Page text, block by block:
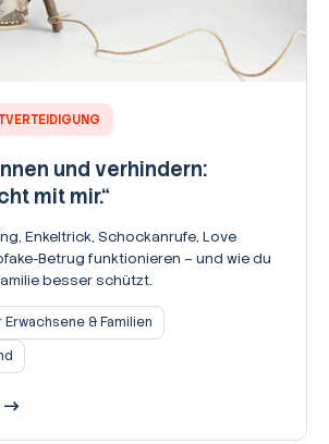
und verhindern:
mit mir.“
Enkeltrick, Schockanrufe, Love
Betrug funktionieren – und wie du
besser schützt.
Erwachsene & Familien